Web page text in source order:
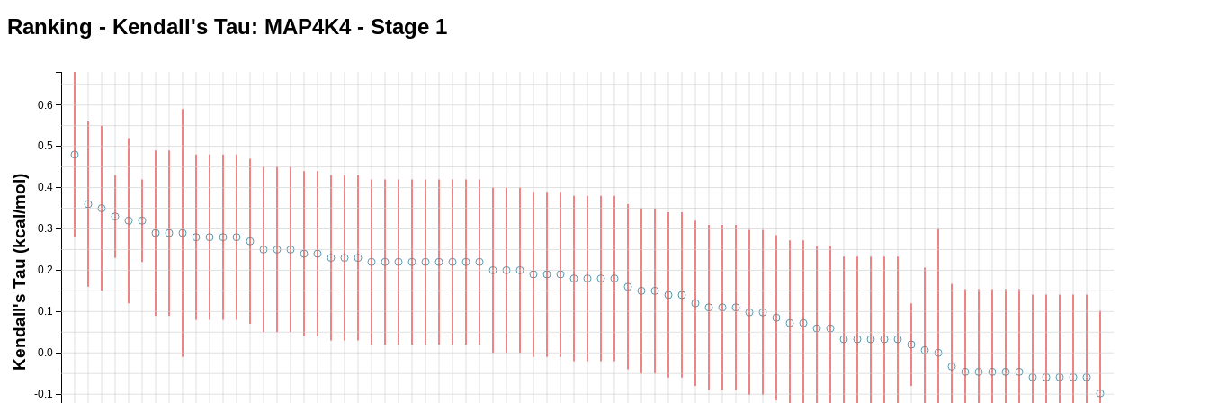
Ranking - Kendall's Tau: MAP4K4 - Stage 1
-0.1
0.0
0.1
0.2
0.3
0.4
0.5
0.6
Kendall's Tau (kcal/mol)